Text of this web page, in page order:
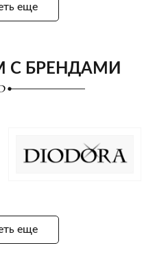
еще
С БРЕНДАМИ
еще